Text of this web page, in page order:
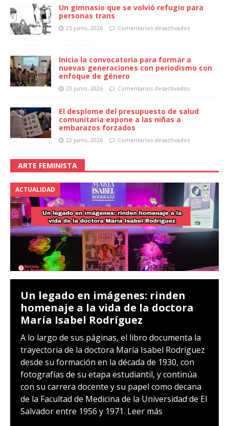
Un gimnasio que se volvió refugio para
personas trans
25 junio, 2026 Comentarios desactivados
Inicia la convocatoria para formar a
nuevas generaciones con periodismo con
enfoque de género
23 junio, 2026 Comentarios desactivados
El desplome del presupuesto de salud
comunitaria expone a las niñas a
embarazos forzados
22 junio, 2026 Comentarios desactivados
ARTE FEMINISTA
ACTUALIDAD
Un legado en imágenes: rinden
homenaje a la vida de la doctora
María Isabel Rodríguez
A lo largo de sus páginas, el libro documenta la
trayectoria de la doctora María Isabel Rodríguez
desde su formación en la década de 1930, con
fotografías de su etapa estudiantil, y continúa
con su carrera docente y su papel como decana
de la Facultad de Medicina de la Universidad de El
Salvador entre 1956 y 1971. Leer más